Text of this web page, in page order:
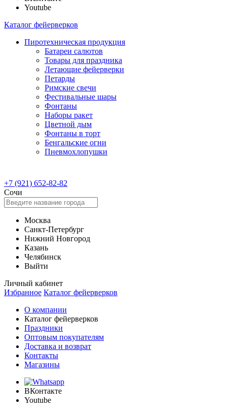
Youtube
Каталог фейерверков
Пиротехническая продукция
Батареи салютов
Товары для праздника
Летающие фейерверки
Петарды
Римские свечи
Фестивальные шары
Фонтаны
Наборы ракет
Цветной дым
Фонтаны в торт
Бенгальские огни
Пневмохлопушки
+7 (921) 652-82-82
Сочи
Москва
Санкт-Петербург
Нижний Новгород
Казань
Челябинск
Выйти
Личный кабинет
Избранное Каталог фейерверков
О компании
Каталог фейерверков
Праздники
Оптовым покупателям
Доставка и возврат
Контакты
Магазины
ВКонтакте
Youtube